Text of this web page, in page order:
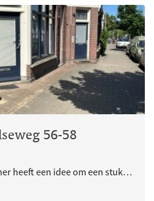
56-58
Een enthousiaste bewoner heeft een idee om een stuk stoep aan de Daalseweg 56/58 te vergroenen en samen met buurtbewoners dit groenvak vervolgens te gaan inrichten en onderhouden. Dit helpt ook voor de wateroverlast bij hevige regenbuien. Bent u ook enthousiast